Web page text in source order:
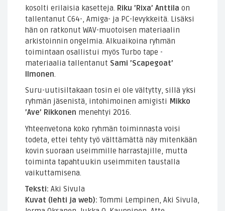
kosolti erilaisia kasetteja. Riku ’Rixa’ Anttila on
tallentanut C64-, Amiga- ja PC-levykkeitä. Lisäksi
hän on ratkonut WAV-muotoisen materiaalin
arkistoinnin ongelmia. Alkuaikoina ryhmän
toimintaan osallistui myös Turbo tape -
materiaalia tallentanut Sami ’Scapegoat’
Ilmonen
Suru-uutisiltakaan tosin ei ole vältytty, sillä yksi
ryhmän jäsenistä, intohimoinen amigisti Mikko
’Ave’ Rikkonen menehtyi 2016.
Yhteenvetona koko ryhmän toiminnasta voisi
todeta, ettei tehty työ välttämättä näy mitenkään
kovin suoraan useimmille harrastajille, mutta
toiminta tapahtuukin useimmiten taustalla
vaikuttamisena.
Teksti: Aki Sivula
Kuvat (lehti ja web): Tommi Lempinen, Aki Sivula,